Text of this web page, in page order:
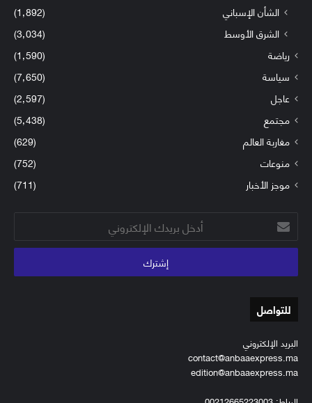
الشأن الإسباني
(1٬892)
الشرق الأوسط
(3٬034)
رياضة
(1٬590)
سياسة
(7٬650)
عاجل
(2٬597)
مجتمع
(5٬438)
مغاربة العالم
(629)
منوعات
(752)
موجز الأخبار
(711)
أدخل
بريدك
الإلكتروني
للتواصل
البريد الإلكتروني
contact@anbaaexpress.ma
edition@anbaaexpress.ma